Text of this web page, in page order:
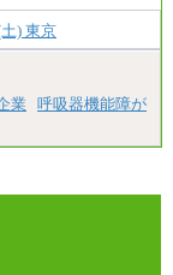
) 東京
業
呼吸器機能障が